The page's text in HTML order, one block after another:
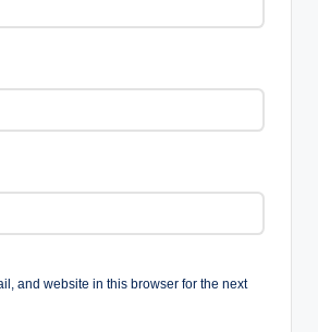
and website in this browser for the next